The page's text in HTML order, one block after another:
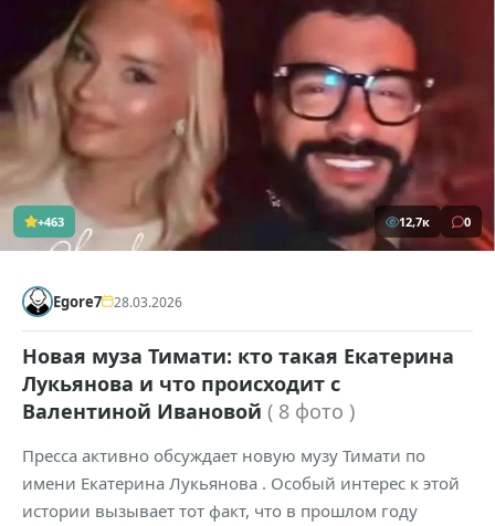
+463 12,7к 0
Egore7 28.03.2026
Новая муза Тимати: кто такая Екатерина
Лукьянова и что происходит с
Валентиной Ивановой ( 8 фото )
Пресса активно обсуждает новую музу Тимати по
имени Екатерина Лукьянова . Особый интерес к этой
истории вызывает тот факт, что в прошлом году